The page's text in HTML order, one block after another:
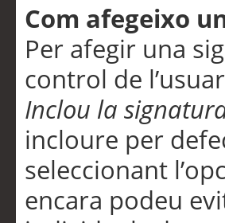
Com afegeixo
Per afegir una
control de
Inclou la
incloure per
seleccionant
encara podeu